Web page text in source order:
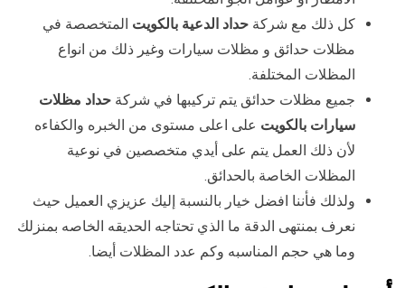
كل ذلك مع شركة حداد الدعية بالكويت المتخصصة في
مظلات حدائق و مظلات سيارات وغير ذلك من انواع
المظلات المختلفة.
جميع مظلات حدائق يتم تركيبها في شركة حداد مظلات
سيارات بالكويت على اعلى مستوى من الخبره والكفاءه
لأن ذلك العمل يتم على أيدي متخصصين في نوعية
المظلات الخاصة بالحدائق.
ولذلك فأننا افضل خيار بالنسبة إليك عزيزي العميل حيث
نعرف بمنتهى الدقة ما الذي تحتاجه الحديقه الخاصه بمنزلك
وما هي حجم المناسبه وكم عدد المظلات أيضا.